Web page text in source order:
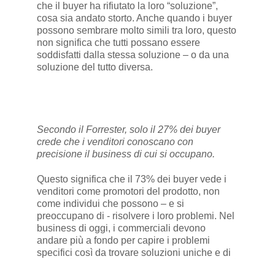
che il buyer ha rifiutato la loro “soluzione”,
cosa sia andato storto. Anche quando i buyer
possono sembrare molto simili tra loro, questo
non significa che tutti possano essere
soddisfatti dalla stessa soluzione – o da una
soluzione del tutto diversa.
Secondo il Forrester, solo il 27% dei buyer
crede che i venditori conoscano con
precisione il business di cui si occupano.
Questo significa che il 73% dei buyer vede i
venditori come promotori del prodotto, non
come individui che possono – e si
preoccupano di - risolvere i loro problemi. Nel
business di oggi, i commerciali devono
andare più a fondo per capire i problemi
specifici così da trovare soluzioni uniche e di